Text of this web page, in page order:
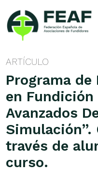
content
Española
Asociaciones
de
Fundidores
ARTÍCULO
Programa de
en Fundición
Avanzados
Simulación”.
través de
curso.